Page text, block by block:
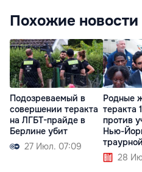
Похожие новости
Подозреваемый в
совершении теракта
на ЛГБТ-прайде в
Берлине убит
27 Июл. 07:09
Родные
теракта
против
Нью-
28